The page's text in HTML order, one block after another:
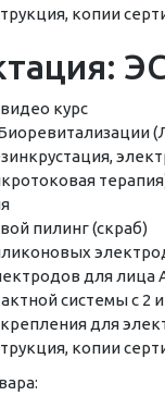
копии
курс
пилинг (скраб)
для лица
системы с 2
для
копии